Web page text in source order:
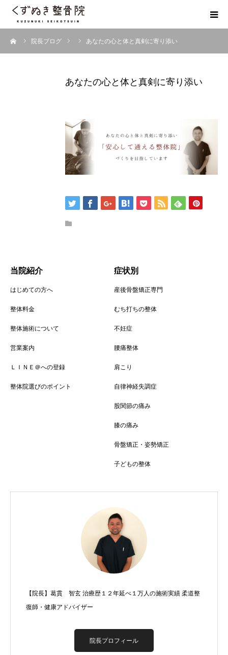
院長ブログ あなたの心と体と真剣に寄り添い
あなたの心と体と真剣に寄り添い
当院紹介
はじめての方へ
整体料金
整体施術について
営業案内
ＬＩＮＥ＠への登録
整体院選びのポイント
症状別
産後骨盤矯正専門
むち打ちの整体
不妊症
腰痛整体
肩こり
自律神経失調症
股関節の痛み
膝の痛み
骨盤矯正・姿勢矯正
子どもの整体
【院長】葛貫 智玄 治療歴１２年延べ１万人の施術実績 柔道整
復師・健康アドバイザー
院長プロフィール
初めての方へ
院長ブログ